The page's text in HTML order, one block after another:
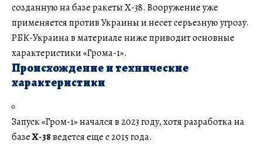
созданную на базе ракеты Х-38. Вооружение уже
применяется против Украины и несет серьезную угрозу.
РБК-Украина в материале ниже приводит основные
характеристики «Грома-1».
Происхождение и технические
характеристики
Запуск «Гром-1» начался в 2023 году, хотя разработка на
базеХ-38ведется еще с 2015 года.